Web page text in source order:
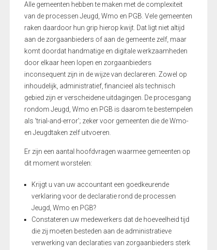
Alle gemeenten hebben te maken met de complexiteit
van de processen Jeugd, Wmo en PGB. Vele gemeenten
raken daardoor hun grip hierop kwijt. Dat ligt niet altijd
aan de zorgaanbieders of aan de gemeente zelf, maar
komt doordat handmatige en digitale werkzaamheden
door elkaar heen lopen en zorgaanbieders
inconsequent zijn in de wijze van declareren. Zowel op
inhoudelijk, administratief, financieel als technisch
gebied zijn er verscheidene uitdagingen. De procesgang
rondom Jeugd, Wmo en PGB is daarom te bestempelen
als ‘trial-and-error’; zeker voor gemeenten die de Wmo-
en Jeugdtaken zelf uitvoeren.
Er zijn een aantal hoofdvragen waarmee gemeenten op
dit moment worstelen:
Krijgt u van uw accountant een goedkeurende
verklaring voor de declaratie rond de processen
Jeugd, Wmo en PGB?
Constateren uw medewerkers dat de hoeveelheid tijd
die zij moeten besteden aan de administratieve
verwerking van declaraties van zorgaanbieders sterk